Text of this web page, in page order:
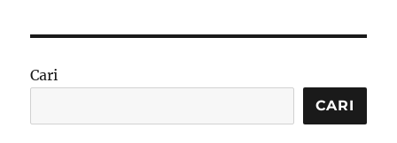
Cari
CARI